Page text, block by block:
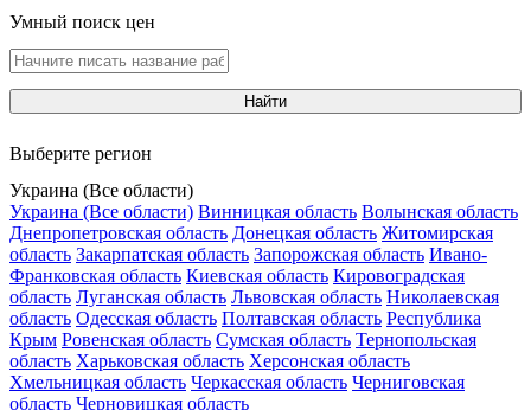
Умный поиск цен
Найти
Выберите регион
Украина (Все области)
Украина (Все области) Винницкая область Волынская область
Днепропетровская область Донецкая область Житомирская
область Закарпатская область Запорожская область Ивано-
Франковская область Киевская область Кировоградская
область Луганская область Львовская область Николаевская
область Одесская область Полтавская область Республика
Крым Ровенская область Сумская область Тернопольская
область Харьковская область Херсонская область
Хмельницкая область Черкасская область Черниговская
область Черновицкая область